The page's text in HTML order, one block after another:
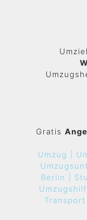
Gratis
Umzug |
Berlin |